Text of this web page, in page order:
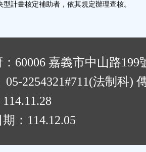
型計畫核定補助者，依其規定辦理查核。
60006 嘉義市中山路199
05-2254321#711(法制科)
114.11.28
： 114.12.05